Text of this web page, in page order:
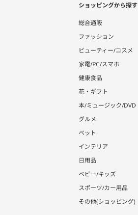
ショッピングから探す
総合通販
ファッション
ビューティー/コスメ
家電/PC/スマホ
健康食品
花・ギフト
本/ミュージック/DVD
グルメ
ペット
インテリア
日用品
ベビー/キッズ
スポーツ/カー用品
その他(ショッピング)